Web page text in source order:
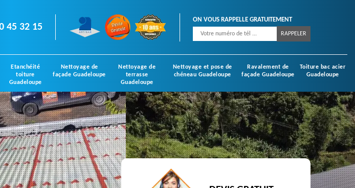
45 32 15
ON VOUS RAPPELLE GRATUITEMENT
Etanchéité
toiture
Guadeloupe
Nettoyage de
façade Guadeloupe
Nettoyage de
terrasse
Guadeloupe
Nettoyage et pose de
chéneau Guadeloupe
Ravalement de
façade Guadeloupe
Toiture bac acier
Guadeloupe